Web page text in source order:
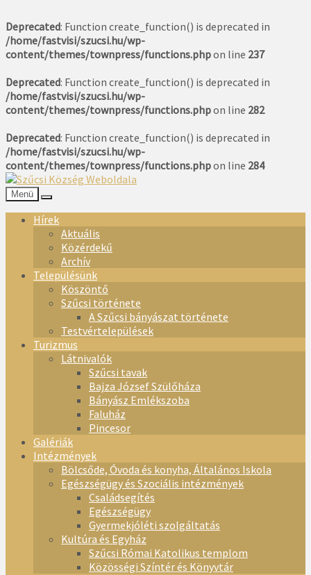
Deprecated: Function create_function() is deprecated in
/home/fastvisi/szucsi.hu/wp-
content/themes/townpress/functions.phpon line 237
Deprecated: Function create_function() is deprecated in
/home/fastvisi/szucsi.hu/wp-
content/themes/townpress/functions.phpon line 282
Deprecated: Function create_function() is deprecated in
/home/fastvisi/szucsi.hu/wp-
content/themes/townpress/functions.phpon line 284
Menü
Hírek
Aktuális
Közérdekű
Archív
Településünk
Köszöntő
Szűcsi története
A Szűcsi bányászat története
Testvértelepülések
Turizmus
Látnivalók
Szűcsi tavak
Bajza József Szülőháza
Bányász Emlékszoba
Faluház
Pincesor
Galériák
Intézmények
Bölcsőde, Óvoda és konyha, Általános Iskola
Egészségügy és Szociális intézmények
Családsegítés
Egészségügy
Gyermekjóléti szolgáltatás
Kultúra és Egyház
Szűcsi Római Katolikus templom
Közösségi Színtér és Könyvtár